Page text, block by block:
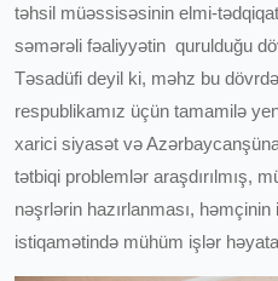
təhsil müəssisəsinin elmi-
səmərəli fəaliyyətin qurulduğu
Təsadüfi deyil ki, məhz bu
respublikamız üçün tamamilə
xarici siyasət və
tətbiqi problemlər araşdırılmış,
nəşrlərin hazırlanması,
istiqamətində mühüm işlər